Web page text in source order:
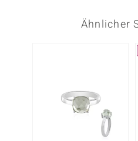
Ähnlicher